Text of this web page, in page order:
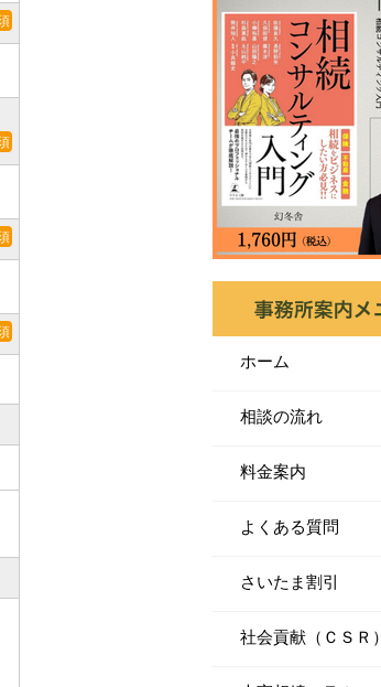
ホーム
相談の流れ
料金案内
よくある質問
さいたま割引
社会貢献（ＣＳＲ）